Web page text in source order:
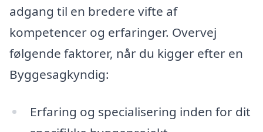
adgang til en bredere vifte af
kompetencer og erfaringer. Overvej
følgende faktorer, når du kigger efter en
Byggesagkyndig:
Erfaring og specialisering inden for dit